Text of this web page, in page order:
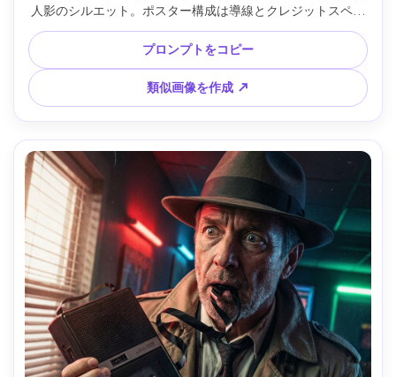
人影のシルエット。ポスター構成は導線とクレジットスペー
スを配置。ナトリウム灯の輝きとクールな内装光、Sony A7R
IV・35mm f/1.8、やや広角、緊張感、リアルな反射・鮮明な
フォーカス、シネマティックな色調、架空タイトル・タグラ
イン、300dpi印刷対応 --ar 4:5
プロンプトをコピー
類似画像を作成 ↗